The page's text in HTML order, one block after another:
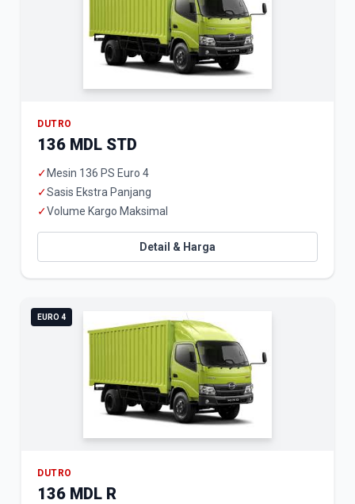
DUTRO
136 MDL STD
✓ Mesin 136 PS Euro 4
✓Sasis Ekstra Panjang
✓Volume Kargo Maksimal
Detail & Harga
EURO 4
DUTRO
136 MDL R